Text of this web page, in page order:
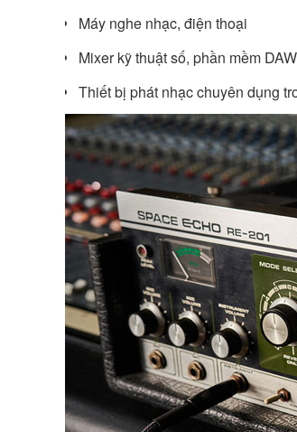
Máy nghe nhạc, điện thoại
Mixer kỹ thuật số, phần mềm DAW
Thiết bị phát nhạc chuyên dụng